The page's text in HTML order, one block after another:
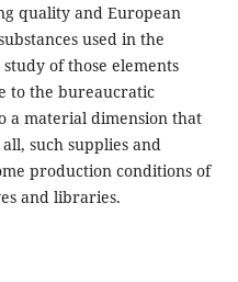
quality and European
used in the
of those elements
to the bureaucratic
a material dimension that
such supplies and
production conditions of
and libraries.